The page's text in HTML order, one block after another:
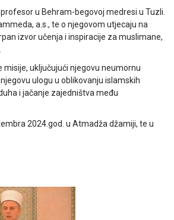
u Behram-begovoj medresi u Tuzli.
a.s., te o njegovom utjecaju na
izvor učenja i inspiracije za muslimane,
uključujući njegovu neumornu
ulogu u oblikovanju islamskih
i jačanje zajedništva među
2024.god. u Atmadža džamiji, te u